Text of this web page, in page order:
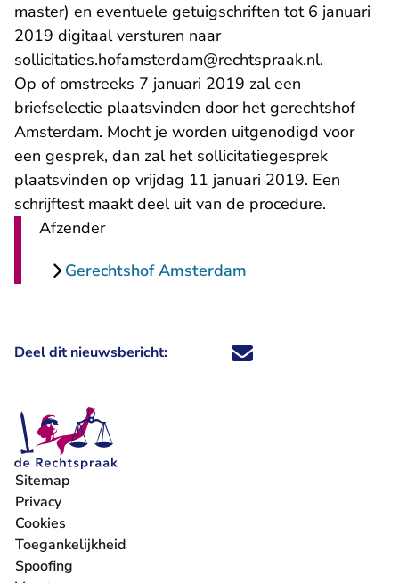
master) en eventuele getuigschriften tot 6 januari
2019 digitaal versturen naar
sollicitaties.hofamsterdam@rechtspraak.nl- U
.
Op of omstreeks 7 januari 2019 zal een
briefselectie plaatsvinden door het gerechtshof
Amsterdam. Mocht je worden uitgenodigd voor
een gesprek, dan zal het sollicitatiegesprek
plaatsvinden op vrijdag 11 januari 2019. Een
schrijftest maakt deel uit van de procedure.
Afzender
Gerechtshof Amsterdam
Deel dit nieuwsbericht: Deel dit nieuwsbericht via X -
Deel dit nieuwsbericht via
Deel dit nieuwsbericht
Deel dit
Sitemap
Privacy
Cookies
Toegankelijkheid
Spoofing